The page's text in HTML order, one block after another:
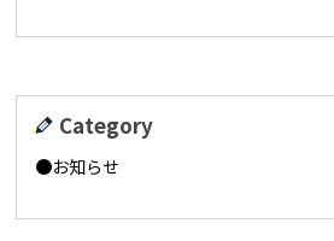
Category
お知らせ